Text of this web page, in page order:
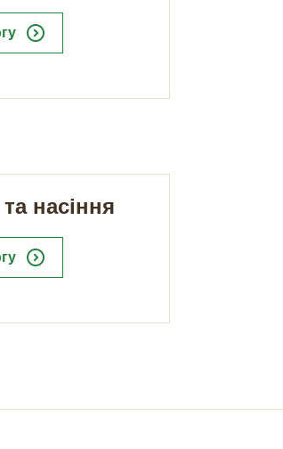
expand_circle_right
насіння
expand_circle_right